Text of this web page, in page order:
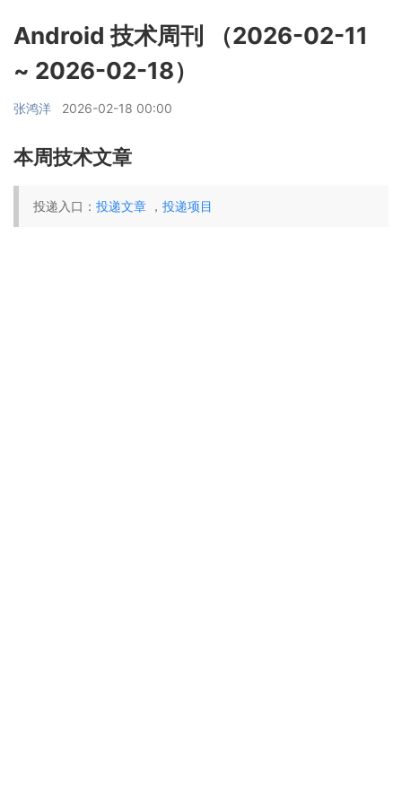
Android 技术周刊 （2026-02-11
~ 2026-02-18）
张鸿洋 2026-02-18 00:00
本周技术文章
投递入口： 投递文章 ， 投递项目